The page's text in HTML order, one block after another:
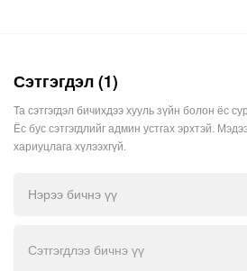
Сэтгэгдэл (1)
Та сэтгэгдэл бичихдээ хууль зүйн болон ёс
Ёс бус сэтгэгдлийг админ устгах эрхтэй.
хариуцлага хүлээхгүй.